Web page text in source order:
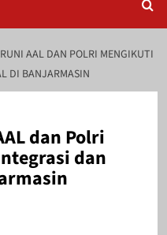
AAL DAN POLRI MENGIKUTI
DI BANJARMASIN
dan Polri
dan